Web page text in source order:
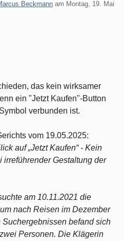
Beckmann am Montag, 19. Mai
das kein wirksamer
ein "Jetzt Kaufen"-Button
verbunden ist.
vom 19.05.2025:
auf „Jetzt Kaufen“ - Kein
Gestaltung der
am 10.11.2021 die
nach Reisen im Dezember
befand sich
Personen. Die Klägerin